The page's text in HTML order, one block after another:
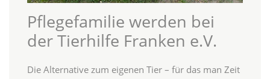
Pflegefamilie werden bei
der Tierhilfe Franken e.V.
Die Alternative zum eigenen Tier – für das man Zeit